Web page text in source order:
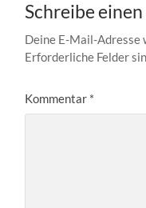
Schreibe
Deine E-Mail-
Erforderliche Felder
Kommentar *